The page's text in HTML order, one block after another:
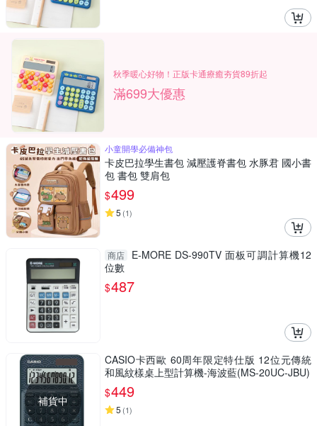
秋季暖心好物！正版卡通療癒夯貨89折起
滿699大優惠
小童開學必備神包
卡皮巴拉學生書包 減壓護脊書包 水豚君 國小書
包 書包 雙肩包
$499
5 (1)
商店
E-MORE DS-990TV 面板可調計算機12
位數
$487
補貨中
CASIO卡西歐 60周年限定特仕版 12位元傳統
和風紋樣桌上型計算機-海波藍(MS-20UC-JBU)
$449
5 (1)